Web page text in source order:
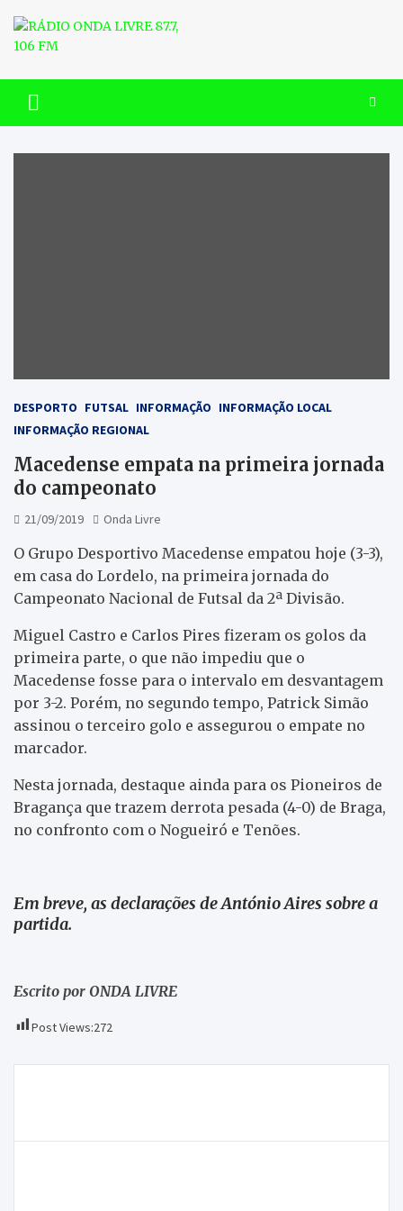
content
RÁDIO ONDA LIVRE 87.7, 106
FM
DESPORTO FUTSAL INFORMAÇÃO INFORMAÇÃO LOCAL
INFORMAÇÃO REGIONAL
Macedense empata na primeira jornada
do campeonato
21/09/2019 Onda Livre
O Grupo Desportivo Macedense empatou hoje (3-3),
em casa do Lordelo, na primeira jornada do
Campeonato Nacional de Futsal da 2ª Divisão.
Miguel Castro e Carlos Pires fizeram os golos da
primeira parte, o que não impediu que o
Macedense fosse para o intervalo em desvantagem
por 3-2. Porém, no segundo tempo, Patrick Simão
assinou o terceiro golo e assegurou o empate no
marcador.
Nesta jornada, destaque ainda para os Pioneiros de
Bragança que trazem derrota pesada (4-0) de Braga,
no confronto com o Nogueiró e Tenões.
Em breve, as declarações de António Aires sobre a
partida.
Escrito por ONDA LIVRE
Post Views:272
artigos